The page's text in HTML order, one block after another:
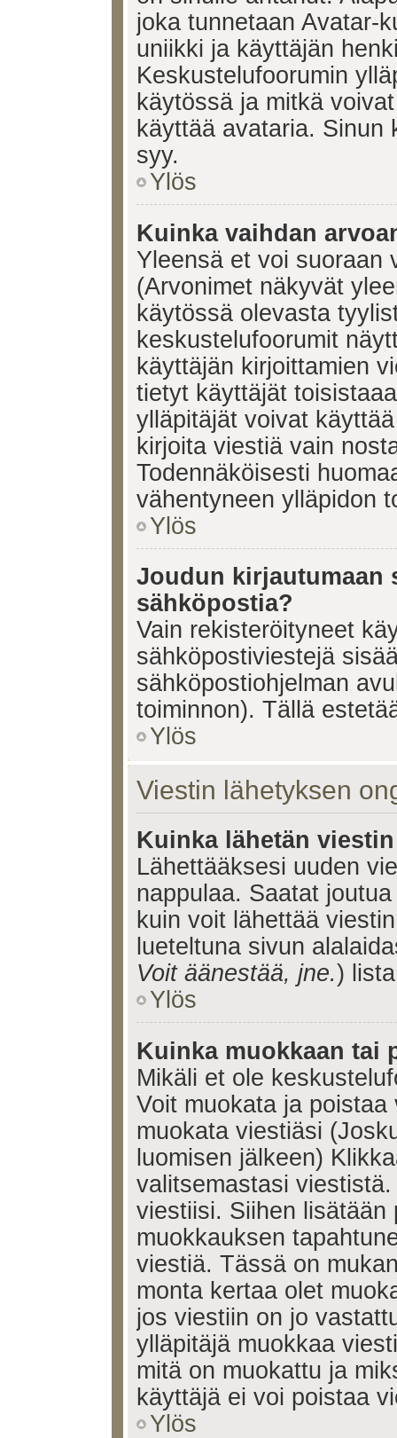
joka tunnetaan Avatar-
uniikki ja käyttäjän
Keskustelufoorumin
käytössä ja mitkä
käyttää avataria. Sinun
syy.
Ylös
Kuinka vaihdan
Yleensä et voi suoraan
(Arvonimet näkyvät
käytössä olevasta
keskustelufoorumit
käyttäjän kirjoittamien
tietyt käyttäjät
ylläpitäjät voivat
kirjoita viestiä vain
Todennäköisesti
vähentyneen ylläpidon
Ylös
Joudun kirjautumaan
sähköpostia?
Vain rekisteröityneet
sähköpostiviestejä
sähköpostiohjelman
toiminnon). Tällä
Ylös
Viestin lähetyksen
Kuinka lähetän
Lähettääksesi uuden
nappulaa. Saatat
kuin voit lähettää
lueteltuna sivun
Voit äänestää, jne.)
Ylös
Kuinka muokkaan tai
Mikäli et ole
Voit muokata ja
muokata viestiäsi
luomisen jälkeen)
valitsemastasi
viestiisi. Siihen lisätään
muokkauksen
viestiä. Tässä on
monta kertaa olet
jos viestiin on jo
ylläpitäjä muokkaa
mitä on muokattu ja
käyttäjä ei voi poistaa
Ylös